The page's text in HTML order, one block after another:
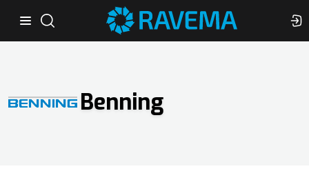
Benning